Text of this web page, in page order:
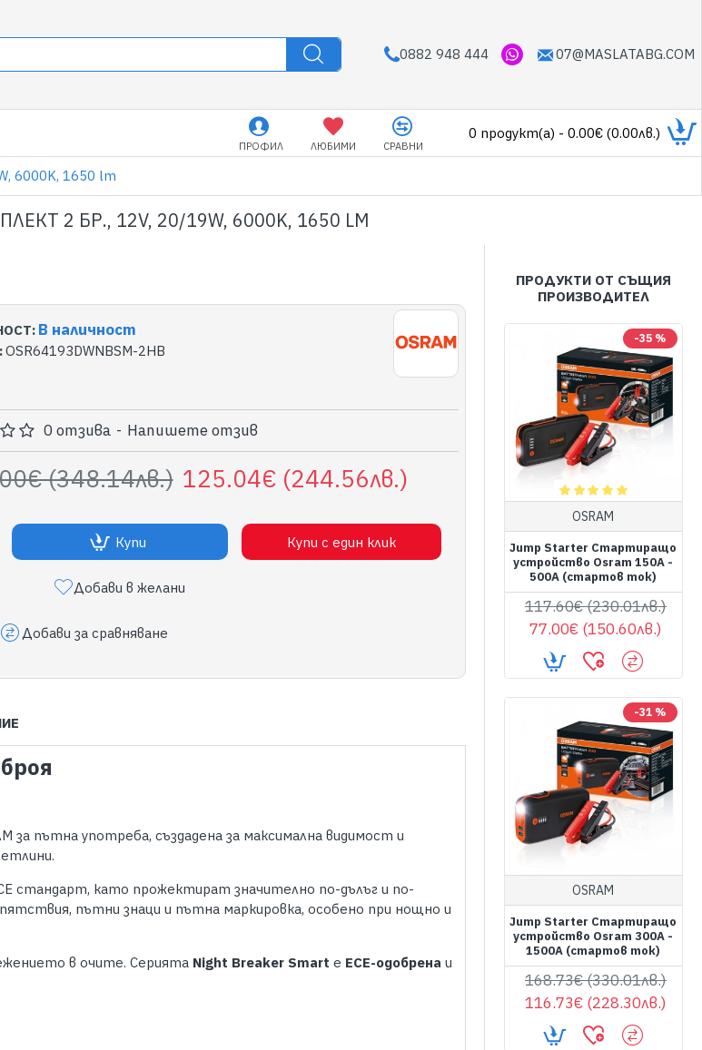
0882 948 444 07@MASLATABG.COM
ПРОФИЛ ЛЮБИМИ СРАВНИ
0 продукт(а) - 0.00€ (0.00лв.)
6000K, 1650 lm
2 БР., 12V, 20/19W, 6000K, 1650 LM
В наличност
OSR64193DWNBSM-2HB
0 отзива - Напишете отзив
(348.14лв.) 125.04€ (244.56лв.)
Купи Купи с един клик
Добави в желани
Добави за сравняване
за пътна употреба, създадена за максимална видимост и
стандарт, като прожектират значително по-дълъг и по-
пътни знаци и пътна маркировка, особено при нощно и
в очите. Серията Night Breaker Smart е ECE-одобрена и
ПРОДУКТИ ОТ СЪЩИЯ
ПРОИЗВОДИТЕЛ
-35 %
OSRAM
Jump Starter Стартиращо
устройство Osram 150A -
500A (стартов ток)
117.60€ (230.01лв.)
77.00€ (150.60лв.)
-31 %
OSRAM
Jump Starter Стартиращо
устройство Osram 300A -
1500A (стартов ток)
168.73€ (330.01лв.)
116.73€ (228.30лв.)